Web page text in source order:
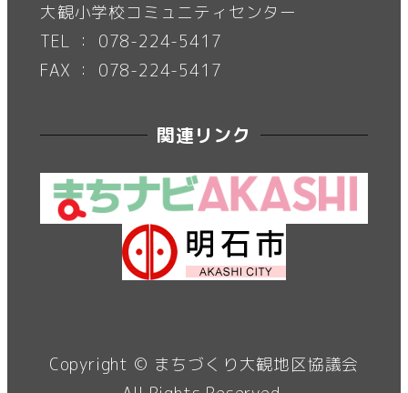
大観小学校コミュニティセンター
TEL ： 078-224-5417
FAX ： 078-224-5417
関連リンク
Copyright © まちづくり大観地区協議会